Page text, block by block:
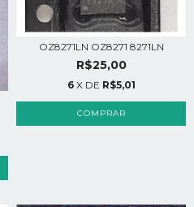
OZ8271LN OZ8271 8271LN
R$25,00
6 X DE R$5,01